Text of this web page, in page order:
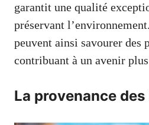
garantit une qualité
préservant
peuvent ainsi savourer des
contribuant à un avenir
La provenance